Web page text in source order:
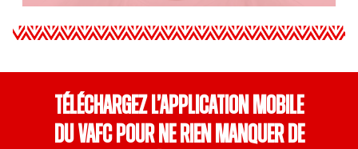
Téléchargez l’application mobile
du VAFC pour ne rien manquer de